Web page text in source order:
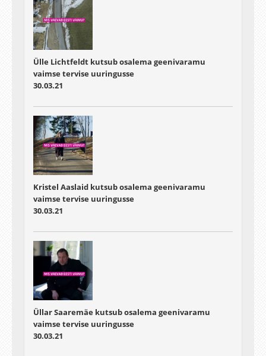
Ülle Lichtfeldt kutsub osalema geenivaramu
vaimse tervise uuringusse
30.03.21
Kristel Aaslaid kutsub osalema geenivaramu
vaimse tervise uuringusse
30.03.21
Üllar Saaremäe kutsub osalema geenivaramu
vaimse tervise uuringusse
30.03.21